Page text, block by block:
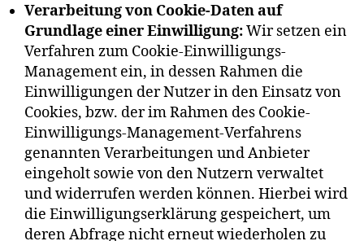
Verarbeitung von Cookie-Daten auf
Grundlage einer Einwilligung:Wir setzen ein
Verfahren zum Cookie-Einwilligungs-
Management ein, in dessen Rahmen die
Einwilligungen der Nutzer in den Einsatz von
Cookies, bzw. der im Rahmen des Cookie-
Einwilligungs-Management-Verfahrens
genannten Verarbeitungen und Anbieter
eingeholt sowie von den Nutzern verwaltet
und widerrufen werden können. Hierbei wird
die Einwilligungserklärung gespeichert, um
deren Abfrage nicht erneut wiederholen zu